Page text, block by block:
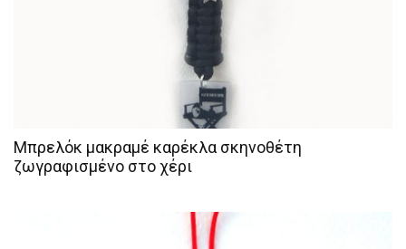
Μπρελόκ μακραμέ καρέκλα σκηνοθέτη
ζωγραφισμένο στο χέρι